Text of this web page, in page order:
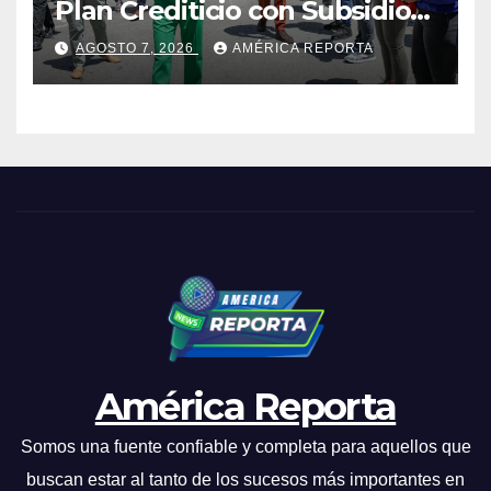
Plan Crediticio con Subsidio
Directo en encuentro con
Juntas de Condominio
AGOSTO 7, 2026 AMÉRICA REPORTA
América Reporta
Somos una fuente confiable y completa para aquellos que
buscan estar al tanto de los sucesos más importantes en